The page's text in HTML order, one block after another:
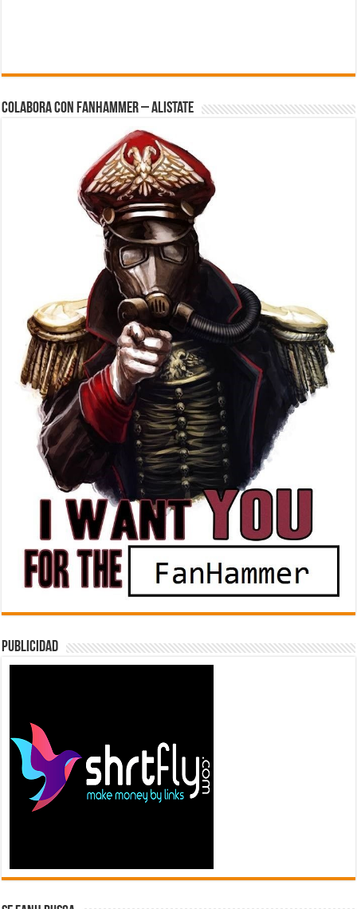
Colabora con FanHammer – Alistate
Publicidad